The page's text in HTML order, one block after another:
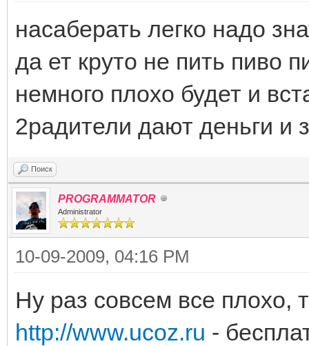
насаберать легко надо
да ет круто не пить пиво
немного плохо будет и
2радители дают деньги и
Поиск
PROGRAMMATOR
Administrator
10-09-2009, 04:16 PM
Ну раз совсем все плохо,
http://www.ucoz.ru -